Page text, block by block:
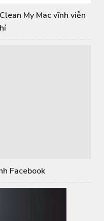
My Mac vĩnh viễn
Facebook